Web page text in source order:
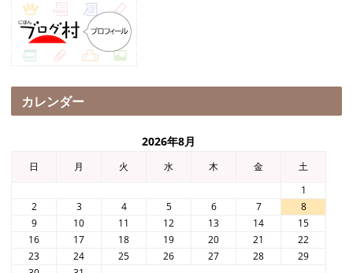
カレンダー
2026年8月
日 月 火 水 木 金
土
1
2
3 4 5 6 7
8
9
10 11 12 13 14
15
16
17 18 19 20 21
22
23
24 25 26 27 28
29